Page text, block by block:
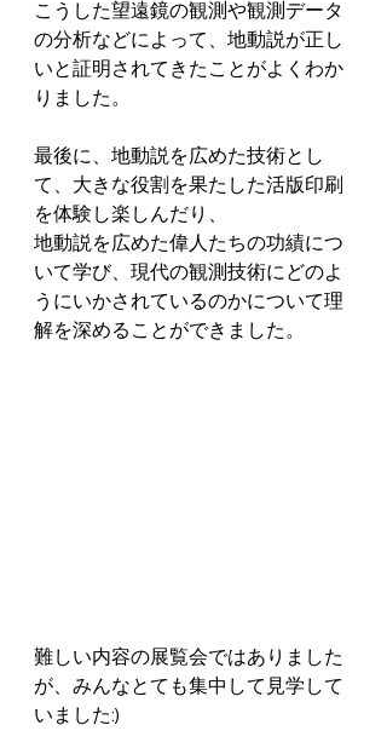
こうした望遠鏡の観測や観測データ
の分析などによって、地動説が正し
いと証明されてきたことがよくわか
りました。
最後に、地動説を広めた技術とし
て、大きな役割を果たした活版印刷
を体験し楽しんだり、
地動説を広めた偉人たちの功績につ
いて学び、現代の観測技術にどのよ
うにいかされているのかについて理
解を深めることができました。
難しい内容の展覧会ではありました
が、みんなとても集中して見学して
いました:)